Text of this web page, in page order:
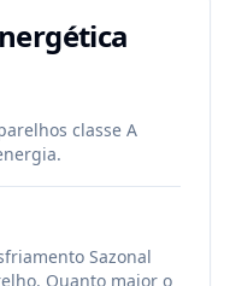
classe A
Sazonal
Quanto maior o